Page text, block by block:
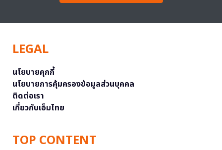
LEGAL
นโยบายคุกกี้
นโยบายการคุ้มครองข้อมูลส่วนบุคคล
ติดต่อเรา
เกี่ยวกับเอ็มไทย
TOP CONTENT